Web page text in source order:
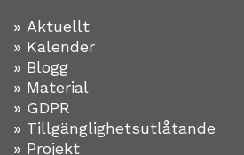
» Aktuellt
» Kalender
» Blogg
» Material
» GDPR
» Tillgänglighetsutlåtande
» Projekt